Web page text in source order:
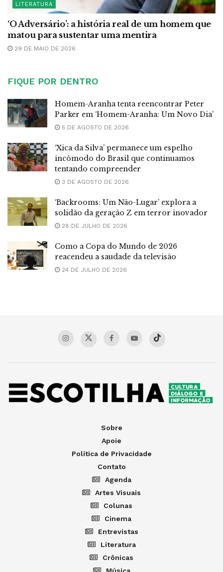
LITERATURA
‘O Adversário’: a história real de um homem que
matou para sustentar uma mentira
29 DE MAIO DE 2026
FIQUE POR DENTRO
Homem-Aranha tenta reencontrar Peter
Parker em ‘Homem-Aranha: Um Novo Dia’
5 DE AGOSTO DE 2026
‘Xica da Silva’ permanece um espelho
incômodo do Brasil que continuamos
tentando compreender
3 DE AGOSTO DE 2026
‘Backrooms: Um Não-Lugar’ explora a
solidão da geração Z em terror inovador
28 DE JULHO DE 2026
Como a Copa do Mundo de 2026
reacendeu a saudade da televisão
24 DE JULHO DE 2026
Sobre
Apoie
Política de Privacidade
Contato
Agenda
Artes Visuais
Colunas
Cinema
Entrevistas
Literatura
Crônicas
Música